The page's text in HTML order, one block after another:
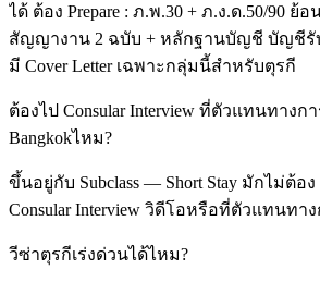
ได้ ต้อง Prepare : ภ.พ.30 + ภ.ง.ด.50/90 ย้
สัญญางาน 2 ฉบับ + หลักฐานบัญชี บัญชีรั
มี Cover Letter เฉพาะกลุ่มนี้สำหรับตุรกี
ต้องไป Consular Interview ที่ตัวแทนทางกา
Bangkokไหม?
ขึ้นอยู่กับ Subclass — Short Stay มักไม่ต้อ
Consular Interview วิดีโอหรือที่ตัวแทนทา
วีซ่าตุรกีเร่งด่วนได้ไหม?